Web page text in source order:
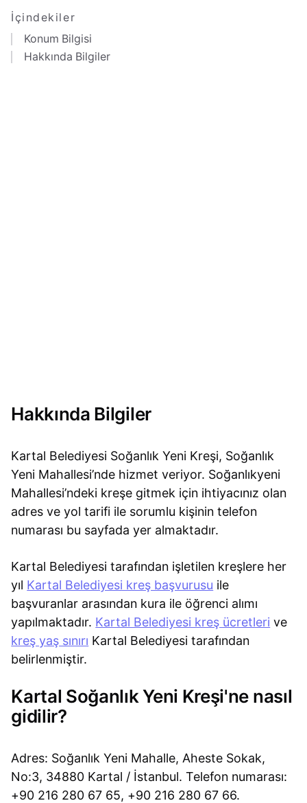
İçindekiler
Konum Bilgisi
Hakkında Bilgiler
Hakkında Bilgiler
Kartal Belediyesi Soğanlık Yeni Kreşi, Soğanlık
Yeni Mahallesi’nde hizmet veriyor. Soğanlıkyeni
Mahallesi’ndeki kreşe gitmek için ihtiyacınız olan
adres ve yol tarifi ile sorumlu kişinin telefon
numarası bu sayfada yer almaktadır.
Kartal Belediyesi tarafından işletilen kreşlere her
yıl Kartal Belediyesi kreş başvurusu ile
başvuranlar arasından kura ile öğrenci alımı
yapılmaktadır. Kartal Belediyesi kreş ücretleri ve
kreş yaş sınırı Kartal Belediyesi tarafından
belirlenmiştir.
Kartal Soğanlık Yeni Kreşi'ne nasıl
gidilir?
Adres: Soğanlık Yeni Mahalle, Aheste Sokak,
No:3, 34880 Kartal / İstanbul. Telefon numarası:
+90 216 280 67 65, +90 216 280 67 66.